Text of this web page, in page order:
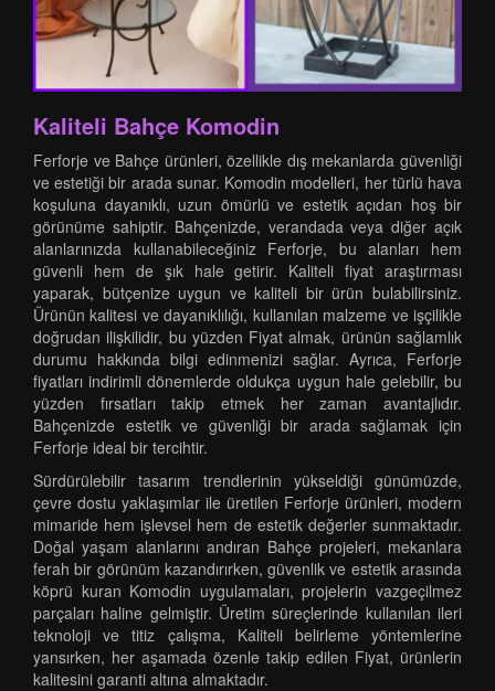
Kaliteli Bahçe Komodin
Ferforje ve Bahçe ürünleri, özellikle dış mekanlarda güvenliği
ve estetiği bir arada sunar. Komodin modelleri, her türlü hava
koşuluna dayanıklı, uzun ömürlü ve estetik açıdan hoş bir
görünüme sahiptir. Bahçenizde, verandada veya diğer açık
alanlarınızda kullanabileceğiniz Ferforje, bu alanları hem
güvenli hem de şık hale getirir. Kaliteli fiyat araştırması
yaparak, bütçenize uygun ve kaliteli bir ürün bulabilirsiniz.
Ürünün kalitesi ve dayanıklılığı, kullanılan malzeme ve işçilikle
doğrudan ilişkilidir, bu yüzden Fiyat almak, ürünün sağlamlık
durumu hakkında bilgi edinmenizi sağlar. Ayrıca, Ferforje
fiyatları indirimli dönemlerde oldukça uygun hale gelebilir, bu
yüzden fırsatları takip etmek her zaman avantajlıdır.
Bahçenizde estetik ve güvenliği bir arada sağlamak için
Ferforje ideal bir tercihtir.
Sürdürülebilir tasarım trendlerinin yükseldiği günümüzde,
çevre dostu yaklaşımlar ile üretilen Ferforje ürünleri, modern
mimaride hem işlevsel hem de estetik değerler sunmaktadır.
Doğal yaşam alanlarını andıran Bahçe projeleri, mekanlara
ferah bir görünüm kazandırırken, güvenlik ve estetik arasında
köprü kuran Komodin uygulamaları, projelerin vazgeçilmez
parçaları haline gelmiştir. Üretim süreçlerinde kullanılan ileri
teknoloji ve titiz çalışma, Kaliteli belirleme yöntemlerine
yansırken, her aşamada özenle takip edilen Fiyat, ürünlerin
kalitesini garanti altına almaktadır.